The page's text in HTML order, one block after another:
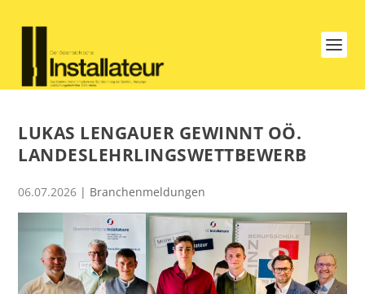
LUKAS LENGAUER GEWINNT OÖ.
LANDESLEHRLINGSWETTBEWERB
06.07.2026 | Branchenmeldungen